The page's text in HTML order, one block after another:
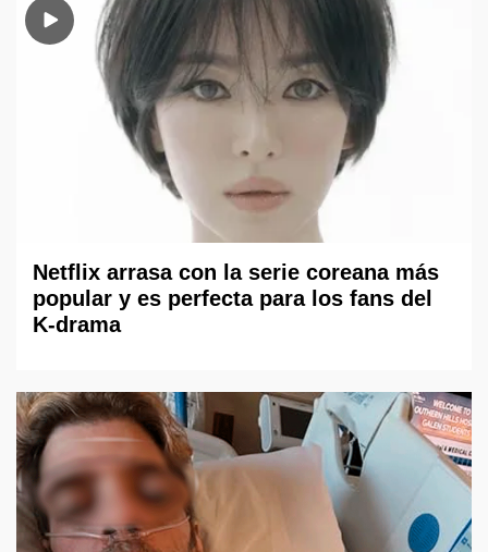
Netflix arrasa con la serie coreana más
popular y es perfecta para los fans del
K-drama